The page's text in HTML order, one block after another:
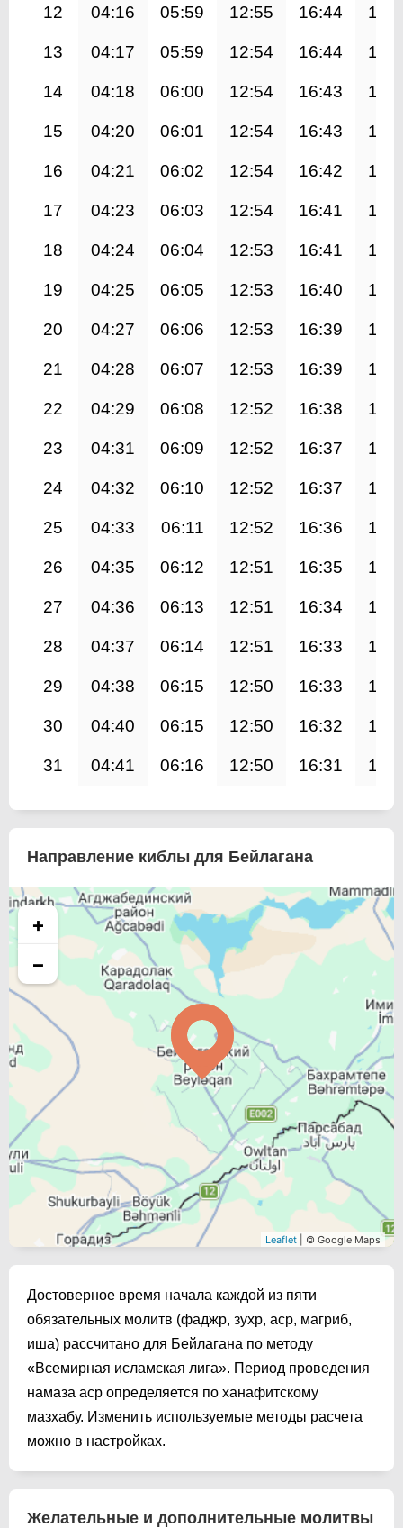
12 04:16 05:59 12:55 16:44
13 04:17 05:59 12:54 16:44
14 04:18 06:00 12:54 16:43
15 04:20 06:01 12:54 16:43
16 04:21 06:02 12:54 16:42
17 04:23 06:03 12:54 16:41
18 04:24 06:04 12:53 16:41
19 04:25 06:05 12:53 16:40
20 04:27 06:06 12:53 16:39
21 04:28 06:07 12:53 16:39
22 04:29 06:08 12:52 16:38
23 04:31 06:09 12:52 16:37
24 04:32 06:10 12:52 16:37
25 04:33 06:11 12:52 16:36
26 04:35 06:12 12:51 16:35
27 04:36 06:13 12:51 16:34
28 04:37 06:14 12:51 16:33
29 04:38 06:15 12:50 16:33
30 04:40 06:15 12:50 16:32
31 04:41 06:16 12:50 16:31
Направление киблы для Бейлагана
+
−
Leaflet | © Google Maps
Достоверное время начала каждой из пяти
обязательных молитв (фаджр, зухр, аср, магриб,
иша) рассчитано для Бейлагана по методу
«Всемирная исламская лига». Период проведения
намаза аср определяется по ханафитскому
мазхабу. Изменить используемые методы расчета
можно в настройках.
Желательные и дополнительные молитвы